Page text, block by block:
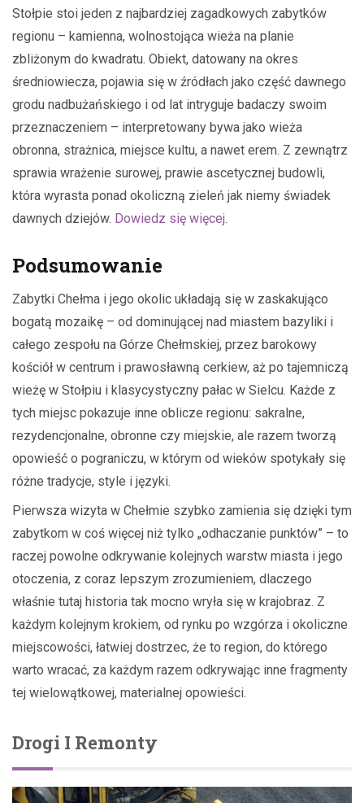
Stołpie stoi jeden z najbardziej zagadkowych zabytków
regionu – kamienna, wolnostojąca wieża na planie
zbliżonym do kwadratu. Obiekt, datowany na okres
średniowiecza, pojawia się w źródłach jako część dawnego
grodu nadbużańskiego i od lat intryguje badaczy swoim
przeznaczeniem – interpretowany bywa jako wieża
obronna, strażnica, miejsce kultu, a nawet erem. Z zewnątrz
sprawia wrażenie surowej, prawie ascetycznej budowli,
która wyrasta ponad okoliczną zieleń jak niemy świadek
dawnych dziejów. Dowiedz się więcej.
Podsumowanie
Zabytki Chełma i jego okolic układają się w zaskakująco
bogatą mozaikę – od dominującej nad miastem bazyliki i
całego zespołu na Górze Chełmskiej, przez barokowy
kościół w centrum i prawosławną cerkiew, aż po tajemniczą
wieżę w Stołpiu i klasycystyczny pałac w Sielcu. Każde z
tych miejsc pokazuje inne oblicze regionu: sakralne,
rezydencjonalne, obronne czy miejskie, ale razem tworzą
opowieść o pograniczu, w którym od wieków spotykały się
różne tradycje, style i języki.
Pierwsza wizyta w Chełmie szybko zamienia się dzięki tym
zabytkom w coś więcej niż tylko „odhaczanie punktów” – to
raczej powolne odkrywanie kolejnych warstw miasta i jego
otoczenia, z coraz lepszym zrozumieniem, dlaczego
właśnie tutaj historia tak mocno wryła się w krajobraz. Z
każdym kolejnym krokiem, od rynku po wzgórza i okoliczne
miejscowości, łatwiej dostrzec, że to region, do którego
warto wracać, za każdym razem odkrywając inne fragmenty
tej wielowątkowej, materialnej opowieści.
Drogi I Remonty